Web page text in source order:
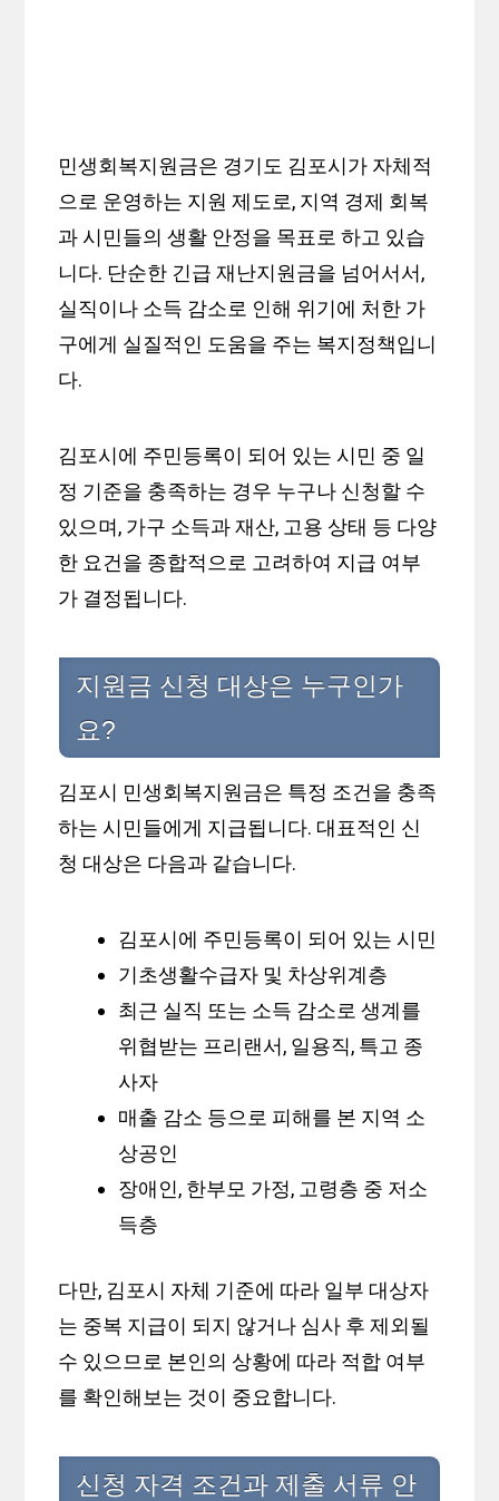
민생회복지원금은 경기도 김포시가 자체적
으로 운영하는 지원 제도로, 지역 경제 회복
과 시민들의 생활 안정을 목표로 하고 있습
니다. 단순한 긴급 재난지원금을 넘어서서,
실직이나 소득 감소로 인해 위기에 처한 가
구에게 실질적인 도움을 주는 복지정책입니
다.
김포시에 주민등록이 되어 있는 시민 중 일
정 기준을 충족하는 경우 누구나 신청할 수
있으며, 가구 소득과 재산, 고용 상태 등 다양
한 요건을 종합적으로 고려하여 지급 여부
가 결정됩니다.
지원금 신청 대상은 누구인가
요?
김포시 민생회복지원금은 특정 조건을 충족
하는 시민들에게 지급됩니다. 대표적인 신
청 대상은 다음과 같습니다.
김포시에 주민등록이 되어 있는 시민
기초생활수급자 및 차상위계층
최근 실직 또는 소득 감소로 생계를
위협받는 프리랜서, 일용직, 특고 종
사자
매출 감소 등으로 피해를 본 지역 소
상공인
장애인, 한부모 가정, 고령층 중 저소
득층
다만, 김포시 자체 기준에 따라 일부 대상자
는 중복 지급이 되지 않거나 심사 후 제외될
수 있으므로 본인의 상황에 따라 적합 여부
를 확인해보는 것이 중요합니다.
신청 자격 조건과 제출 서류 안